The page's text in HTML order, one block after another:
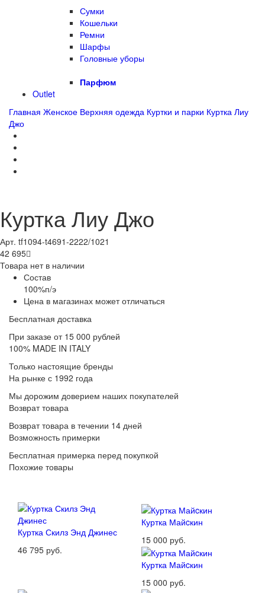
Сумки
Кошельки
Ремни
Шарфы
Головные уборы
Парфюм
Outlet
Главная Женское Верхняя одежда Куртки и парки Куртка Лиу
Джо
Куртка Лиу Джо
Арт. tf1094-t4691-2222/1021
42 695
Товара нет в наличии
Состав
100%п/э
Цена в магазинах может отличаться
Бесплатная доставка
При заказе от 15 000 рублей
100% MADE IN ITALY
Только настоящие бренды
На рынке с 1992 года
Мы дорожим доверием наших покупателей
Возврат товара
Возврат товара в течении 14 дней
Возможность примерки
Бесплатная примерка перед покупкой
Похожие товары
Куртка Скилз Энд Джинес
46 795 руб.
Куртка Майcкин
15 000 руб.
Куртка Майcкин
15 000 руб.